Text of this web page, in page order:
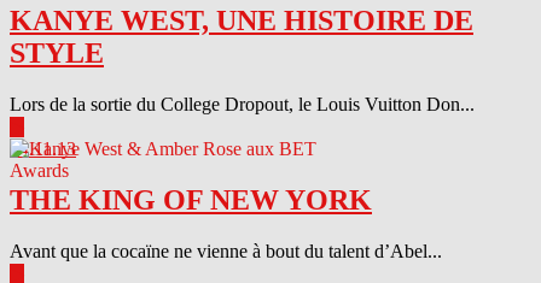
KANYE WEST, UNE HISTOIRE DE
STYLE
Lors de la sortie du College Dropout, le Louis Vuitton Don...
04.11.13
THE KING OF NEW YORK
Avant que la cocaïne ne vienne à bout du talent d’Abel...